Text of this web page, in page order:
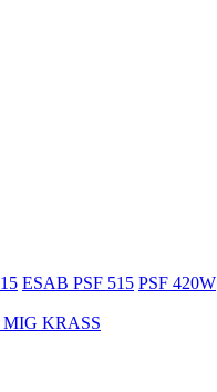
ESAB PSF 515 PSF 420W
MIG KRASS